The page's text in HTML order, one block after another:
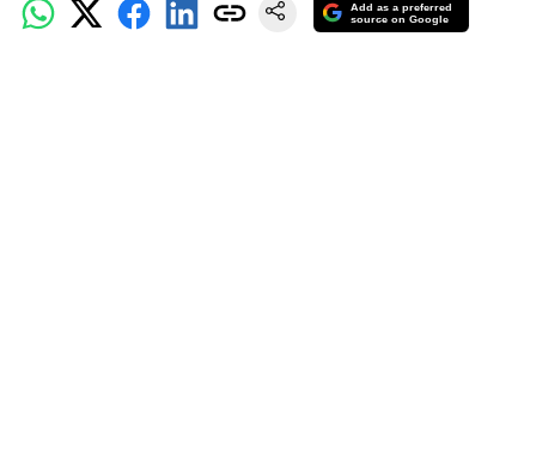
Add as a preferred
source on Google